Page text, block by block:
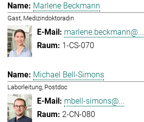
Marlene Beckmann
Gast, Medizindoktoradin
marlene.beckmann@...
1-CS-070
Michael Bell-Simons
Laborleitung, Postdoc
mbell-simons@...
2-CN-080